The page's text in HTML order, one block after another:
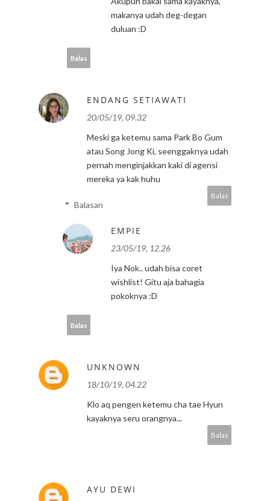
makanya udah deg-degan
duluan :D
Balas
ENDANG SETIAWATI
20/05/19, 09.32
Meski ga ketemu sama Park Bo Gum
atau Song Jong Ki, seenggaknya udah
pernah menginjakkan kaki di agensi
mereka ya kak huhu
Balas
Balasan
EMPIE
23/05/19, 12.26
Iya Nok.. udah bisa coret
wishlist! Gitu aja bahagia
pokoknya :D
Balas
UNKNOWN
18/10/19, 04.22
Klo aq pengen ketemu cha tae Hyun
kayaknya seru orangnya...
Balas
AYU DEWI